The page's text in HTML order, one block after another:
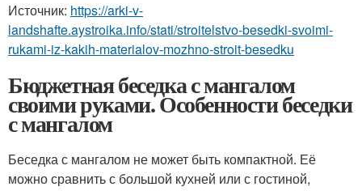
Источник: https://arki-v-
landshafte.aystroika.info/stati/stroitelstvo-besedki-svoimi-
rukami-iz-kakih-materialov-mozhno-stroit-besedku
Бюджетная беседка с мангалом
своими руками. Особенности беседки
с мангалом
Беседка с мангалом не может быть компактной. Её
можно сравнить с большой кухней или с гостиной,